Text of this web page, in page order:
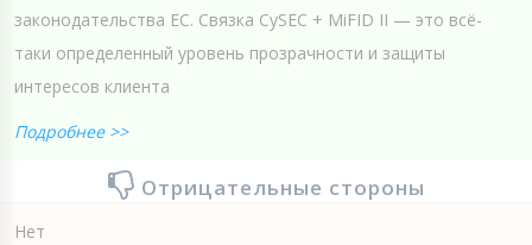
законодательства ЕС. Связка CySEC + MiFID II — это всё-
таки определенный уровень прозрачности и защиты
интересов клиента
Подробнее >>
Отрицательные стороны
Нет